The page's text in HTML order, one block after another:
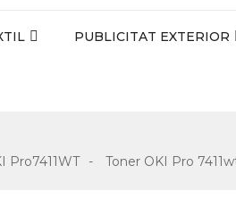
PUBLICITAT EXTERIOR
Pro7411WT Toner OKI Pro